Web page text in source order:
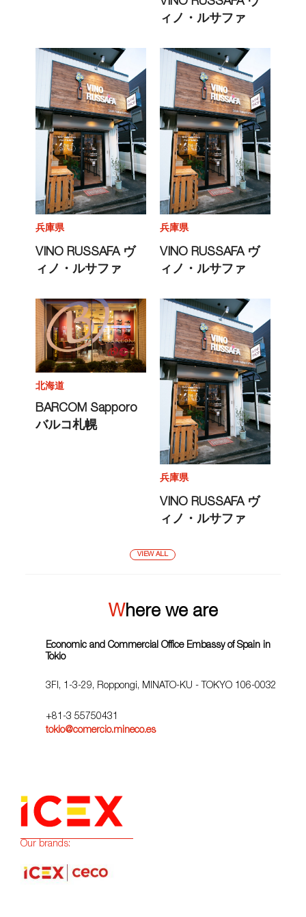
ィノ・ルサファ
兵庫県
VINO RUSSAFA ヴ
ィノ・ルサファ
兵庫県
VINO RUSSAFA ヴ
ィノ・ルサファ
北海道
BARCOM Sapporo
バルコ札幌
兵庫県
VINO RUSSAFA ヴ
ィノ・ルサファ
VIEW ALL
Where we are
Economic and Commercial Office Embassy of Spain in
Tokio
3FI, 1-3-29, Roppongi, MINATO-KU - TOKYO 106-0032
+81-3 55750431
tokio@comercio.mineco.es
Our brands: